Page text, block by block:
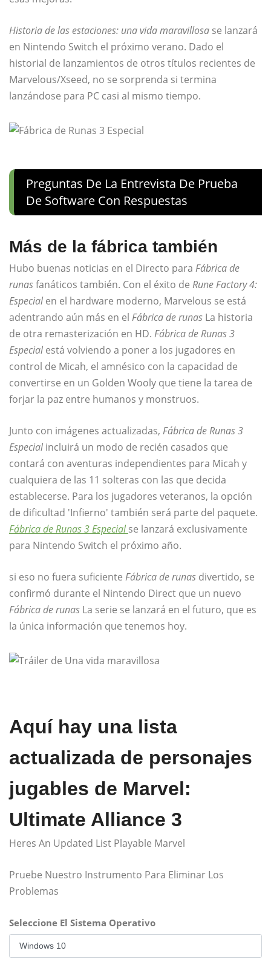
Historia de las estaciones: una vida maravillosa se lanzará
en Nintendo Switch el próximo verano. Dado el
historial de lanzamientos de otros títulos recientes de
Marvelous/Xseed, no se sorprenda si termina
lanzándose para PC casi al mismo tiempo.
Preguntas De La Entrevista De Prueba
De Software Con Respuestas
Más de la fábrica también
Hubo buenas noticias en el Directo para Fábrica de
runasfanáticos también. Con el éxito de Rune Factory 4:
Especialen el hardware moderno, Marvelous se está
adentrando aún más en el Fábrica de runas La historia
de otra remasterización en HD. Fábrica de Runas 3
Especialestá volviendo a poner a los jugadores en
control de Micah, el amnésico con la capacidad de
convertirse en un Golden Wooly que tiene la tarea de
forjar la paz entre humanos y monstruos.
Junto con imágenes actualizadas, Fábrica de Runas 3
Especialincluirá un modo de recién casados ​​que
contará con aventuras independientes para Micah y
cualquiera de las 11 solteras con las que decida
establecerse. Para los jugadores veteranos, la opción
de dificultad 'Infierno' también será parte del paquete.
Fábrica de Runas 3 Especial se lanzará exclusivamente
para Nintendo Switch el próximo año.
si eso no fuera suficiente Fábrica de runas divertido, se
confirmó durante el Nintendo Direct que un nuevo
Fábrica de runas La serie se lanzará en el futuro, que es
la única información que tenemos hoy.
Aquí hay una lista
actualizada de personajes
jugables de Marvel:
Ultimate Alliance 3
Heres An Updated List Playable Marvel
Pruebe Nuestro Instrumento Para Eliminar Los
Problemas
Seleccione El Sistema Operativo